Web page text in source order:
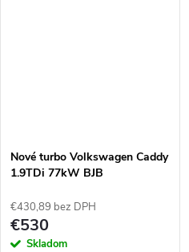
Nové turbo Volkswagen Caddy
1.9TDi 77kW BJB
€430,89 bez DPH
€530
Skladom